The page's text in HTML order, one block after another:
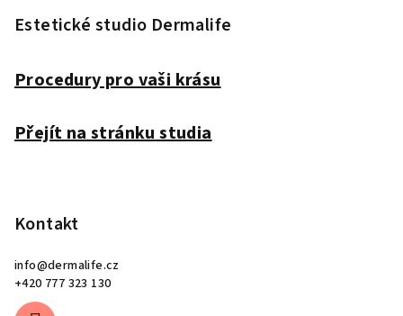
Estetické studio Dermalife
Procedury pro vaši krásu
Přejít na stránku studia
Kontakt
info@dermalife.cz
+420 777 323 130